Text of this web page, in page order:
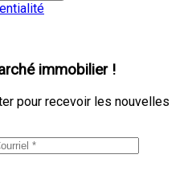
immobilier !
pour recevoir les nouvelles